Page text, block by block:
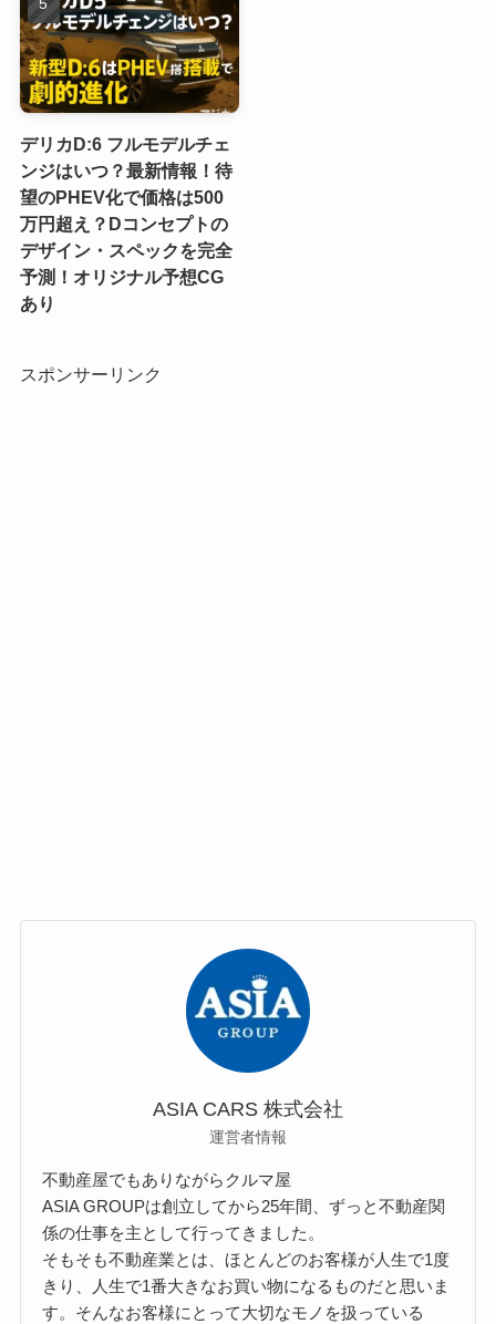
デリカD:6 フルモデルチェ
ンジはいつ？最新情報！待
望のPHEV化で価格は500
万円超え？Dコンセプトの
デザイン・スペックを完全
予測！オリジナル予想CG
あり
スポンサーリンク
ASIA CARS 株式会社
運営者情報
不動産屋でもありながらクルマ屋
ASIA GROUPは創立してから25年間、ずっと不動産関
係の仕事を主として行ってきました。
そもそも不動産業とは、ほとんどのお客様が人生で1度
きり、人生で1番大きなお買い物になるものだと思いま
す。そんなお客様にとって大切なモノを扱っている